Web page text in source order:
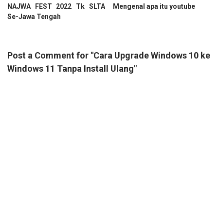
NAJWA FEST 2022 Tk SLTA
Se-Jawa Tengah
Mengenal apa itu youtube
Post a Comment for "Cara Upgrade Windows 10 ke
Windows 11 Tanpa Install Ulang"